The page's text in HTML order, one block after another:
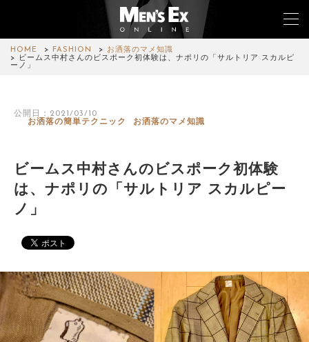
HOME FASHION
お洒落のマメ知識
ビームス中村さんのビスポーク初体験は、ナポリの「サルトリア スカルピ
ーノ」
公開日：2021/03/10
お洒落の簡単テクニック
お洒落のマメ知識
ビームス中村さんのビスポーク初体験
は、ナポリの「サルトリア スカルピー
ノ」
FASHION
CAR&BIKE
LIFESTYLE
COLUMN
MAGAZINE
ABOUT SITE